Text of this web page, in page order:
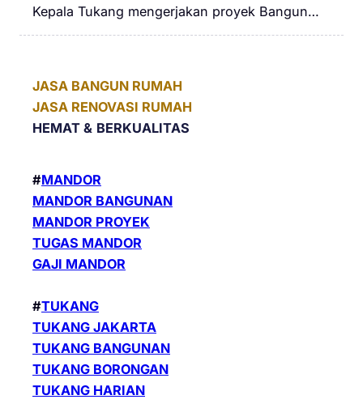
Kepala Tukang mengerjakan proyek Bangun…
JASA BANGUN RUMAH
JASA RENOVASI RUMAH
HEMAT & BERKUALITAS
#MANDOR
MANDOR BANGUNAN
MANDOR PROYEK
TUGAS MANDOR
GAJI MANDOR
#TUKANG
TUKANG JAKARTA
TUKANG BANGUNAN
TUKANG BORONGAN
TUKANG HARIAN